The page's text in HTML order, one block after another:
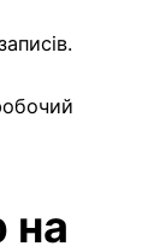
на